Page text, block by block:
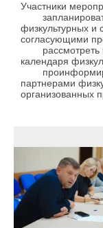
Участники
запланировать
физкультурных и
согласующими
рассмотреть
календаря
партнерами
организованных